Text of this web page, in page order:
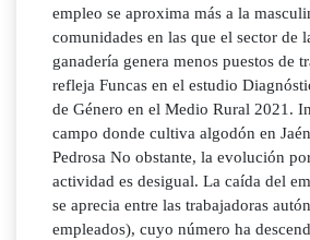
empleo se aproxima más a la
comunidades en las que el sector de
ganadería genera menos puestos de
refleja Funcas en el estudio
de Género en el Medio Rural 2021.
campo donde cultiva algodón en
Pedrosa No obstante, la evolución
actividad es desigual. La caída del
se aprecia entre las trabajadoras
empleados), cuyo número ha